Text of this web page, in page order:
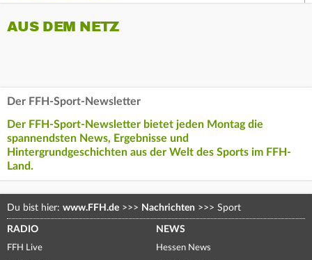
AUS DEM NETZ
Der FFH-Sport-Newsletter
Der FFH-Sport-Newsletter bietet jeden Montag die
spannendsten News, Ergebnisse und
Hintergrundgeschichten aus der Welt des Sports im FFH-
Land.
Du bist hier: www.FFH.de >>> Nachrichten >>> Sport
RADIO
FFH Live
NEWS
Hessen News